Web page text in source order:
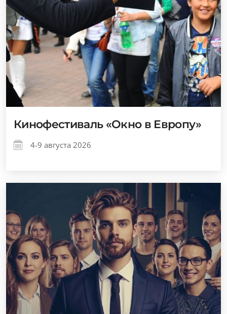
Кинофестиваль «Окно в Европу»
4-9 августа 2026